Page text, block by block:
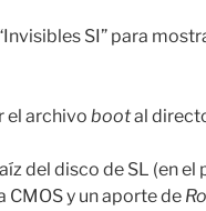
SI” para
el archivo bootal
del disco de SL (en
CMOS y un aporte de